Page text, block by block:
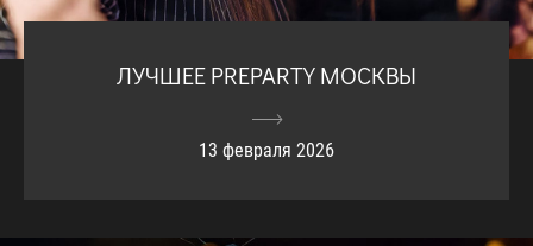
ЛУЧШЕЕ PREPARTY МОСКВЫ
13 февраля 2026